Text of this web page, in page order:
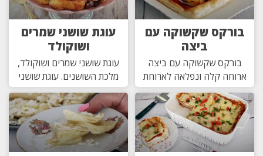
בורקס שקשוקה עם
ביצה
בורקס שקשוקה עם ביצה
ארוחה קלה ונפלאה לארוחת
עוגת שושני שמרים
ושוקולד
עוגת שושני שמרים ושוקולד,
מלכת השושנים. עוגת שושני